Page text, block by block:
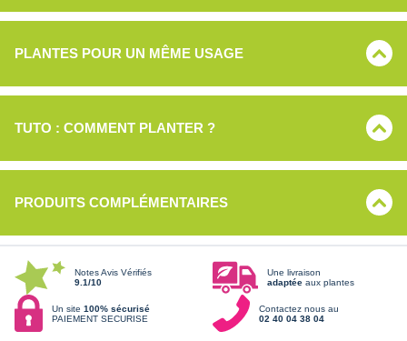
PLANTES POUR UN MÊME USAGE
TUTO : COMMENT PLANTER ?
PRODUITS COMPLÉMENTAIRES
Notes Avis Vérifiés
9.1/10
Une livraison
adaptée aux plantes
Un site 100% sécurisé
PAIEMENT SECURISE
Contactez nous au
02 40 04 38 04